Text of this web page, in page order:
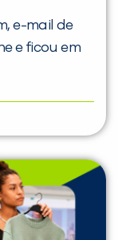
e-mail de
e ficou em